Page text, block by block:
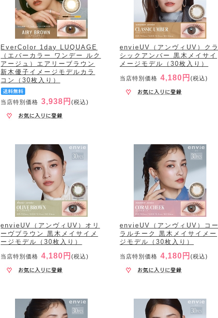
EverColor 1day LUQUAGE
（エバーカラー ワンデー ルク
アージュ）エアリーブラウン
新木優子イメージモデルカラ
コン（30枚入り）
当店特別価格 3,938円(税込)
envieUV（アンヴィUV）クラ
シックアンバー 黒木メイサイ
メージモデル（30枚入り）
当店特別価格 4,180円(税込)
envieUV（アンヴィUV）オリ
ーヴブラウン 黒木メイサイメ
ージモデル（30枚入り）
当店特別価格 4,180円(税込)
envieUV（アンヴィUV）コー
ラルチーク 黒木メイサイメー
ジモデル（30枚入り）
当店特別価格 4,180円(税込)